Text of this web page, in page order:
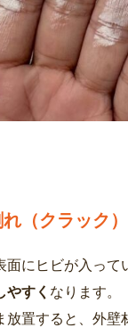
（クラック
面にヒビが入って
やすく なります。
放置すると、外壁